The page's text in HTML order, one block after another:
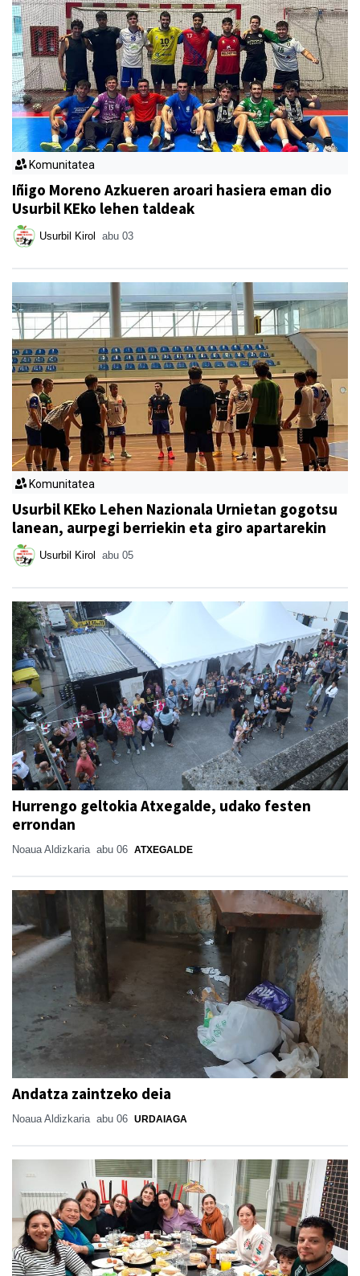
Komunitatea
Iñigo Moreno Azkueren aroari hasiera eman dio
Usurbil KEko lehen taldeak
Usurbil Kirol abu 03
Komunitatea
Usurbil KEko Lehen Nazionala Urnietan gogotsu
lanean, aurpegi berriekin eta giro apartarekin
Usurbil Kirol abu 05
Hurrengo geltokia Atxegalde, udako festen
errondan
Noaua Aldizkaria abu 06 ATXEGALDE
Andatza zaintzeko deia
Noaua Aldizkaria abu 06 URDAIAGA